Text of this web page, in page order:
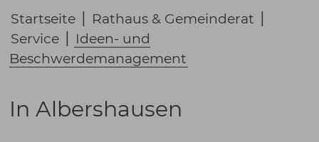
Startseite | Rathaus & Gemeinderat |
Service | Ideen- und
Beschwerdemanagement
In Albershausen